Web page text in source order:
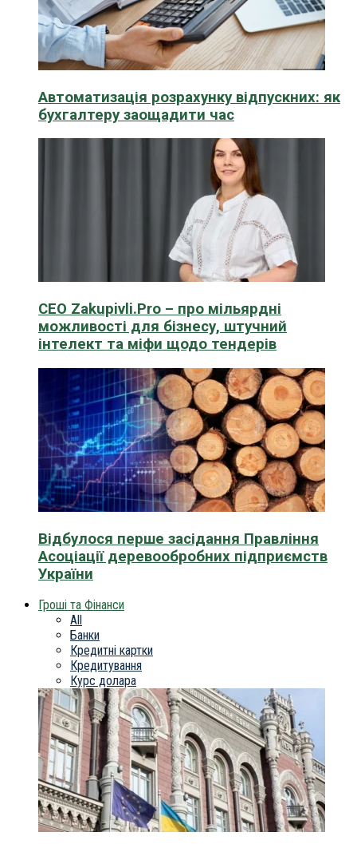
Автоматизація розрахунку відпускних: як
бухгалтеру заощадити час
CEO Zakupivli.Pro – про мільярдні
можливості для бізнесу, штучний
інтелект та міфи щодо тендерів
Відбулося перше засідання Правління
Асоціації деревообробних підприємств
України
Гроші та Фінанси
All
Банки
Кредитні картки
Кредитування
Курс долара